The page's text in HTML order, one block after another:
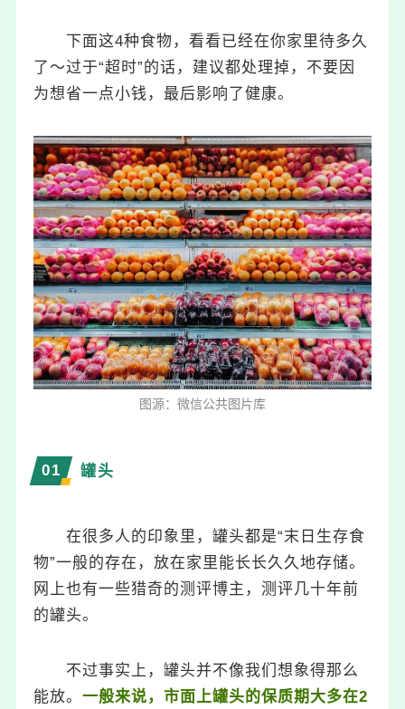
下面这4种食物，看看已经在你家里待多久
了～过于“超时”的话，建议都处理掉，不要因
为想省一点小钱，最后影响了健康。
图源：微信公共图片库
01 罐头
在很多人的印象里，罐头都是“末日生存食
物”一般的存在，放在家里能长长久久地存储。
网上也有一些猎奇的测评博主，测评几十年前
的罐头。
不过事实上，罐头并不像我们想象得那么
能放。一般来说，市面上罐头的保质期大多在2